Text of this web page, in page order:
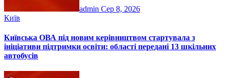
admin Сер 8, 2026
Київ
Київська ОВА під новим керівництвом стартувала з
ініціативи підтримки освіти: області передані 13 шкільних
автобусів